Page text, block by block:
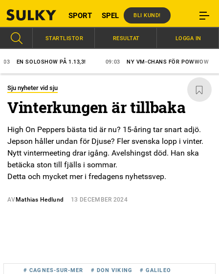
SPORT SPEL BLI KUND!
EN SOLOSHOW PÅ 1.13,3! 09:03 NY VM-CHANS FÖR POWWOW
STARTLISTOR RESULTAT LOGGA IN
Sju nyheter vid sju
Vinterkungen är tillbaka
High On Peppers bästa tid är nu? 15-åring tar snart adjö.
Jepson håller undan för Djuse? Fler svenska lopp i vinter.
Nytt vintermeeting drar igång. Avelshingst död. Han ska
betäcka ston till fjälls i sommar.
Detta och mycket mer i fredagens nyhetssvep.
AV Mathias Hedlund 13 DECEMBER 2024
# CAGNES-SUR-MER # DON VIKING # GALILEO